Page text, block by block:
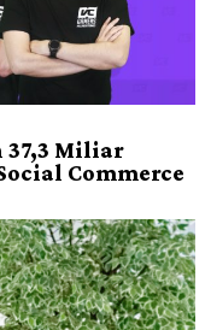
37,3 Miliar
Commerce